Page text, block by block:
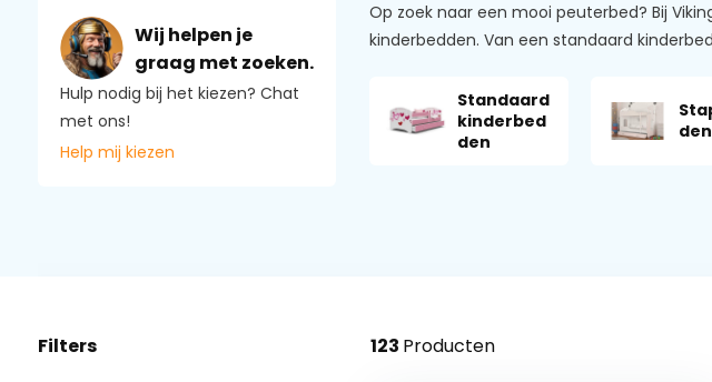
Wij helpen je
graag met zoeken.
Hulp nodig bij het kiezen? Chat
met ons!
Help mij kiezen
Op zoek naar een mooi peuterbed? Bij
kinderbedden. Van een standaard
Standaard
kinderbed
den
den
Filters 123 Producten